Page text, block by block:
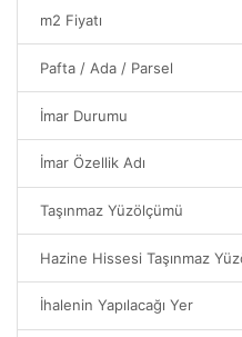
m2 Fiyatı
Pafta / Ada / Parsel
İmar Durumu
İmar Özellik Adı
Taşınmaz Yüzölçümü
Hazine Hissesi Taşınmaz
İhalenin Yapılacağı Yer